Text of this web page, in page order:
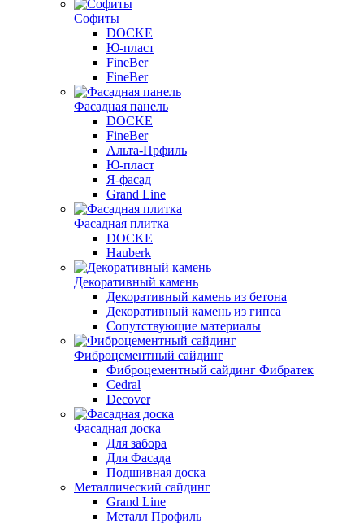
Софиты
DOCKE
Ю-пласт
FineBer
FineBer
Фасадная панель
DOCKE
FineBer
Альта-Прфиль
Ю-пласт
Я-фасад
Grand Line
Фасадная плитка
DOCKE
Hauberk
Декоративный камень
Декоративный камень из бетона
Декоративный камень из гипса
Сопутствующие материалы
Фиброцементный сайдинг
Фиброцементный сайдинг Фибратек
Cedral
Decover
Фасадная доска
Для забора
Для Фасада
Подшивная доска
Металлический сайдинг
Grand Line
Металл Профиль